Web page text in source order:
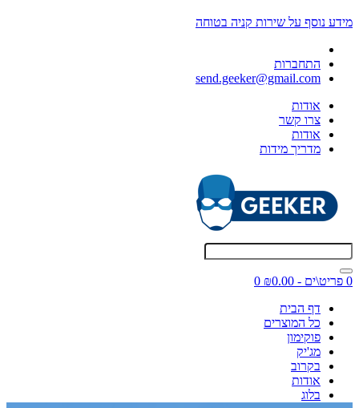
מידע נוסף על שירות קניה בטוחה
התחברות
send.geeker@gmail.com
אודות
צרו קשר
אודות
מדריך מידות
0 פריט\ים - ₪0.00
0
דף הבית
כל המוצרים
פוקימון
מג'יק
בקרוב
אודות
בלוג